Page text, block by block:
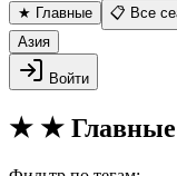
★ Главные 📋 Все
Азия
Войти
★ ★